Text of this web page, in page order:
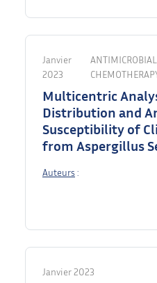
Janvier
2023
Multicentric
Distribution and
Susceptibility of
from Aspergillus
Auteurs :
Janvier 2023